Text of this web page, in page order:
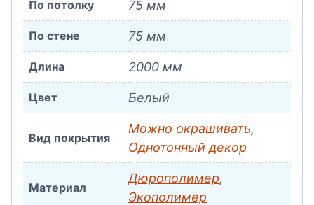
По потолку 75 мм
По стене 75 мм
Длина 2000 мм
Цвет Белый
Вид покрытия
Можно окрашивать,
Однотонный декор
Материал
Дюрополимер,
Экополимер